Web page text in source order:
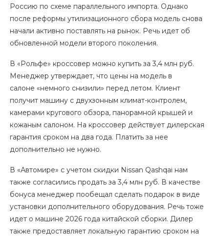
Россию по схеме параллельного импорта. Однако
после реформы утилизационного сбора модель снова
начали активно поставлять на рынок. Речь идет об
обновленной модели второго поколения.
В «Рольфе» кроссовер можно купить за 3,4 млн руб.
Менеджер утверждает, что цены на модель в
салоне «немного снизили» перед летом. Клиент
получит машину с двухзонным климат-контролем,
камерами кругового обзора, панорамной крышей и
кожаным салоном. На кроссовер действует дилерская
гарантия сроком на два года. Платить за нее
дополнительно не нужно.
В «Автомире» с учетом скидки Nissan Qashqai нам
также согласились продать за 3,4 млн руб. В качестве
бонуса менеджер пообещал сделать подарок в виде
установки дополнительного оборудования. Речь тоже
идет о машине 2026 года китайской сборки. Дилер
также предоставляет локальную гарантию сроком на